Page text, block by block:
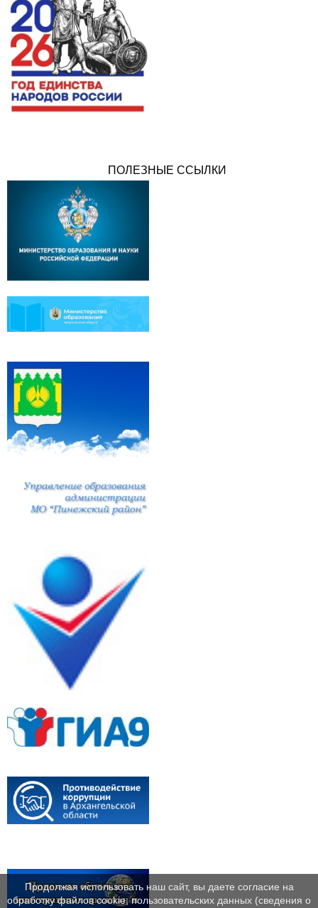
ПОЛЕЗНЫЕ ССЫЛКИ
Продолжая использовать наш сайт, вы даете согласие на
обработку файлов cookie, пользовательских данных (сведения о